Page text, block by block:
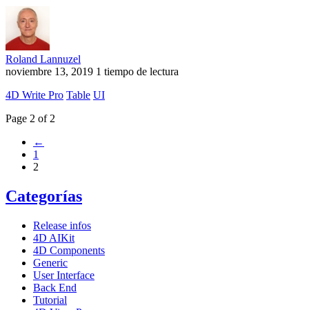
Roland Lannuzel
noviembre 13, 2019 1 tiempo de lectura
4D Write Pro Table UI
Page 2 of 2
←
1
2
Categorías
Release infos
4D AIKit
4D Components
Generic
User Interface
Back End
Tutorial